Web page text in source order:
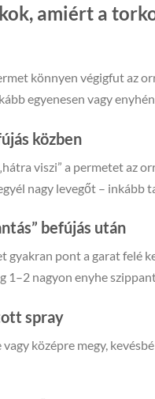
amiért a
könnyen végigfut az
egyenesen vagy
közben
viszi” a permetet az
nagy levegőt – inkább
befújás után
gyakran pont a garat felé
1–2 nagyon enyhe
spray
vagy középre megy,